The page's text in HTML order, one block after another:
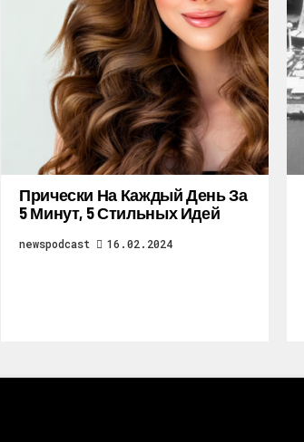
Прически На Каждый День За
5 Минут, 5 Стильных Идей
newspodcast 16.02.2024